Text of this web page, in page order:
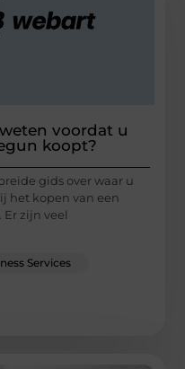
voordat u
koopt?
gids over waar u
het kopen van een
Er zijn veel
Services